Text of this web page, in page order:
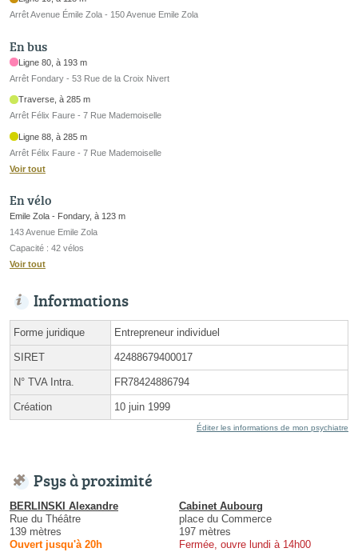
Arrêt Avenue Émile Zola - 150 Avenue Emile Zola
En bus
Ligne 80, à 193 m
Arrêt Fondary - 53 Rue de la Croix Nivert
Traverse, à 285 m
Arrêt Félix Faure - 7 Rue Mademoiselle
Ligne 88, à 285 m
Arrêt Félix Faure - 7 Rue Mademoiselle
Voir tout
En vélo
Emile Zola - Fondary, à 123 m
143 Avenue Emile Zola
Capacité : 42 vélos
Voir tout
Informations
Forme juridique Entrepreneur individuel
SIRET 42488679400017
N° TVA Intra. FR78424886794
Création 10 juin 1999
Éditer les informations de mon psychiatre
Psys à proximité
BERLINSKI Alexandre
Rue du Théâtre
139 mètres
Ouvert jusqu'à 20h
Cabinet Aubourg
place du Commerce
197 mètres
Fermée, ouvre lundi à 14h00